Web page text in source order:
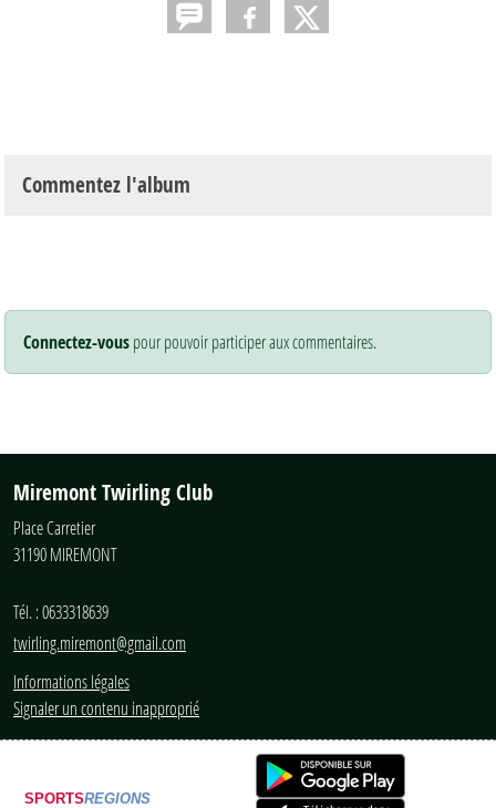
Commentez l'album
Connectez-vouspour pouvoir participer aux commentaires.
Miremont Twirling Club
Place Carretier
31190MIREMONT
Tél. :0633318639
twirling.miremont@gmail.com
Informations légales
Signaler un contenu inapproprié
SPORTSREGIONS